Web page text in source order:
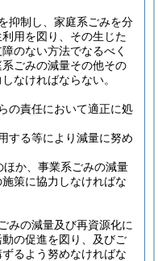
抑制し、家庭系ごみを分
用を図り、その生じた
のない方法でなるべく
ごみの減量その他その
なければならない。
の責任において適正に処
する等により減量に努め
ほか、事業系ごみの減量
策に協力しなければな
みの減量及び再資源化に
の促進を図り、及びご
るよう努めなければな